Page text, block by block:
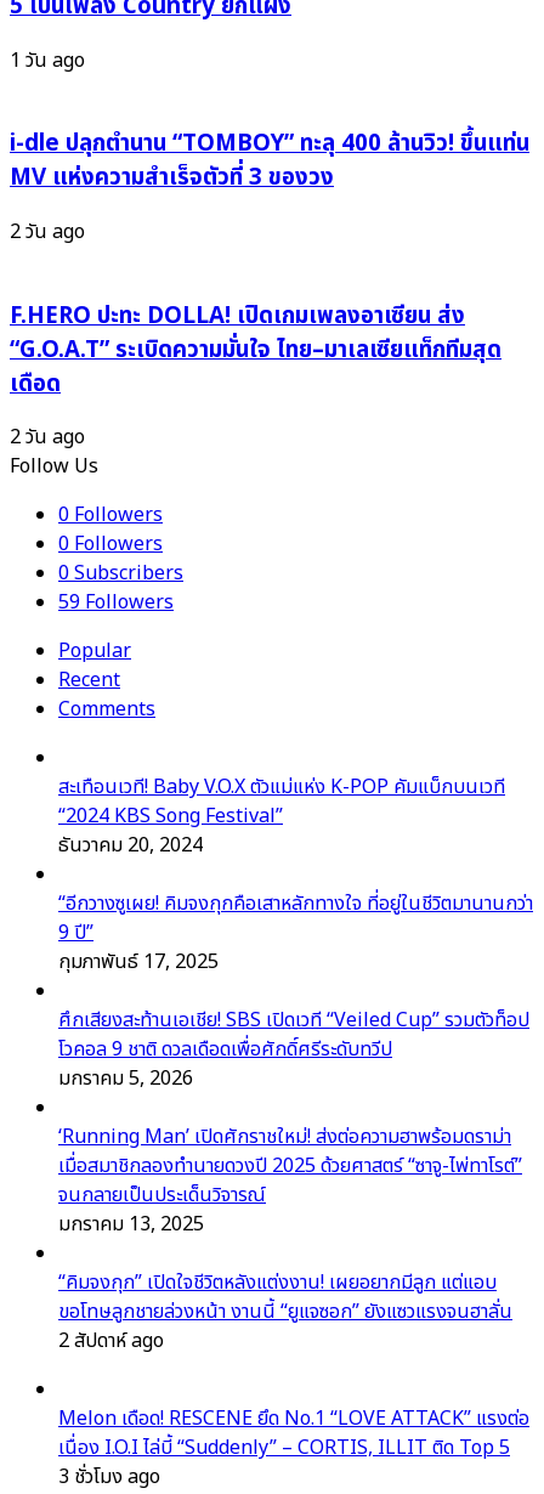
ใน
โรง
พยาบาล
1 วัน ago
i-dle ปลุกตำนาน “TOMBOY” ทะลุ 400 ล้านวิว! ขึ้นแท่น
MV แห่งความสำเร็จตัวที่ 3 ของวง
2 วัน ago
F.HERO ปะทะ DOLLA! เปิดเกมเพลงอาเซียน ส่ง
“G.O.A.T” ระเบิดความมั่นใจ ไทย–มาเลเซียแท็กทีมสุด
เดือด
2 วัน ago
Follow Us
0Followers
0Followers
0Subscribers
59Followers
Popular
Recent
Comments
สะเทือนเวที! Baby V.O.X ตัวแม่แห่ง K-POP คัมแบ็กบนเวที
“2024 KBS Song Festival”
ธันวาคม 20, 2024
“อีกวางซูเผย! คิมจงกุกคือเสาหลักทางใจ ที่อยู่ในชีวิตมานานกว่า
9 ปี”
กุมภาพันธ์ 17, 2025
ศึกเสียงสะท้านเอเชีย! SBS เปิดเวที “Veiled Cup” รวมตัวท็อป
โวคอล 9 ชาติ ดวลเดือดเพื่อศักดิ์ศรีระดับทวีป
มกราคม 5, 2026
‘Running Man’ เปิดศักราชใหม่! ส่งต่อความฮาพร้อมดราม่า
เมื่อสมาชิกลองทำนายดวงปี 2025 ด้วยศาสตร์ “ซาจู-ไพ่ทาโรต์”
จนกลายเป็นประเด็นวิจารณ์
มกราคม 13, 2025
“คิมจงกุก” เปิดใจชีวิตหลังแต่งงาน! เผยอยากมีลูก แต่แอบ
ขอโทษลูกชายล่วงหน้า งานนี้ “ยูแจซอก” ยังแซวแรงจนฮาลั่น
2 สัปดาห์ ago
Melon เดือด! RESCENE ยึด No.1 “LOVE ATTACK” แรงต่อ
เนื่อง I.O.I ไล่บี้ “Suddenly” – CORTIS, ILLIT ติด Top 5
3 ชั่วโมง ago